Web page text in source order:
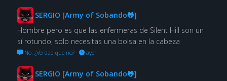
SERGIO [Army of Sobando🐸]
Hombre pero es que las enfermeras de Silent Hill son un
sí rotundo, solo necesitas una bolsa en la cabeza
No. ¿Verdad que no?· ayer
SERGIO [Army of Sobando🐸]